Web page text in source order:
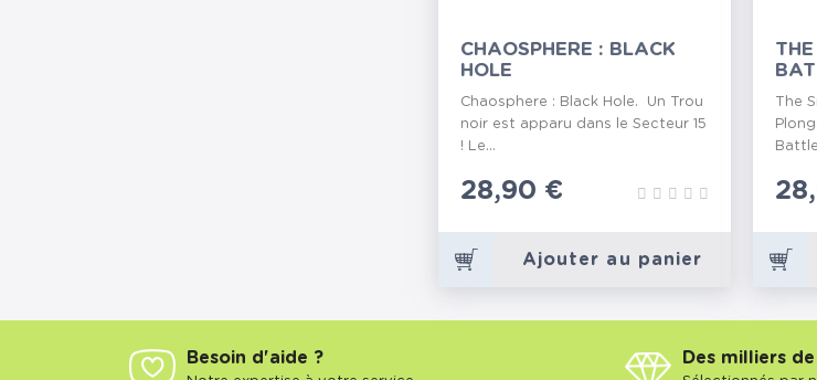
CHAOSPHERE : BLACK
HOLE
Chaosphere : Black Hole. Un Trou
noir est apparu dans le Secteur 15
! Le...
Prix
28,90 €
Ajouter au panier
The
Besoin d'aide ? Des milliers